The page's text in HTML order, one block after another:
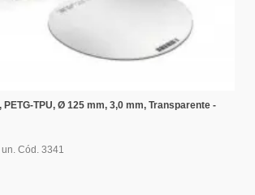
PETG-TPU, Ø 125 mm, 3,0 mm, Transparente -
Cód. 3341